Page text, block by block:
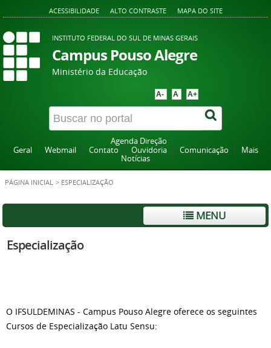
ACESSIBILIDADE ALTO CONTRASTE MAPA DO SITE
INSTITUTO FEDERAL DO SUL DE MINAS GERAIS
Campus Pouso Alegre
Ministério da Educação
A- A A+
Agenda Direção
Geral
Webmail Contato Ouvidoria Comunicação
Mais
Notícias
PÁGINA INICIAL > ESPECIALIZAÇÃO
MENU
Especialização
O IFSULDEMINAS - Campus Pouso Alegre oferece os seguintes
Cursos de Especialização Latu Sensu: